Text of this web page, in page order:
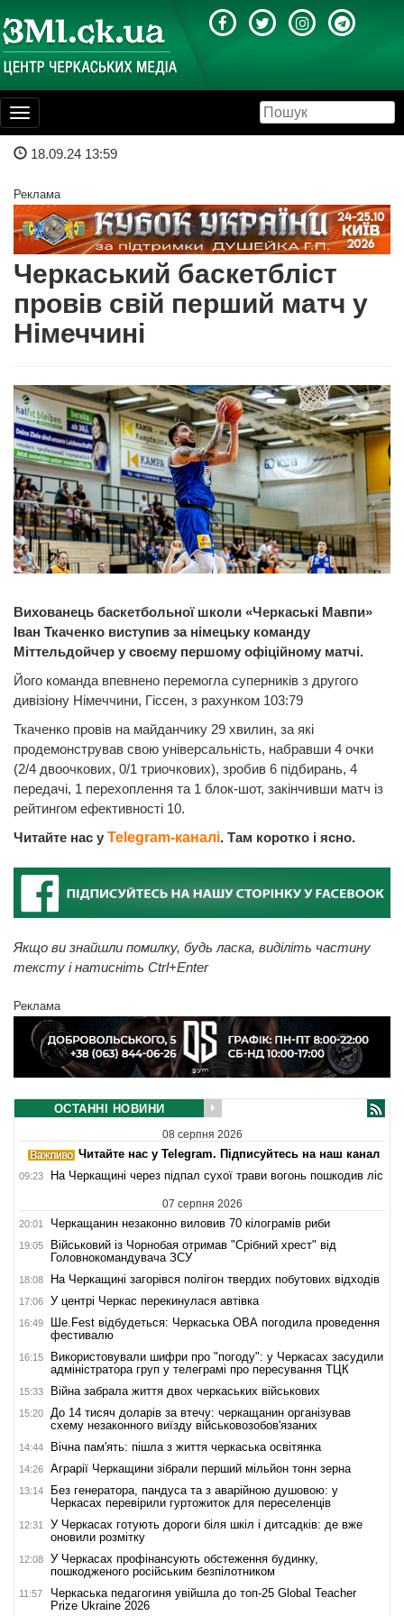
Toggle
navigation
18.09.24 13:59
Реклама
Черкаський баскетбліст
провів свій перший матч у
Німеччині
Вихованець баскетбольної школи «Черкаські Мавпи»
Іван Ткаченко виступив за німецьку команду
Міттельдойчер у своєму першому офіційному матчі.
Його команда впевнено перемогла суперників з другого
дивізіону Німеччини, Гіссен, з рахунком 103:79
Ткаченко провів на майданчику 29 хвилин, за які
продемонстрував свою універсальність, набравши 4 очки
(2/4 двоочкових, 0/1 триочкових), зробив 6 підбирань, 4
передачі, 1 перехоплення та 1 блок-шот, закінчивши матч із
рейтингом ефективності 10.
Читайте нас у Telegram-каналі. Там коротко і ясно.
Якщо ви знайшли помилку, будь ласка, виділіть частину
тексту і натисніть Ctrl+Enter
Реклама
ОСТАННІ НОВИНИ
08 серпня 2026
Читайте нас у Telegram. Підписуйтесь на наш канал
09:23 На Черкащині через підпал сухої трави вогонь пошкодив ліс
07 серпня 2026
20:01 Черкащанин незаконно виловив 70 кілограмів риби
19:05
Військовий із Чорнобая отримав "Срібний хрест" від
Головнокомандувача ЗСУ
18:08 На Черкащині загорівся полігон твердих побутових відходів
17:06 У центрі Черкас перекинулася автівка
16:49
Ше.Fest відбудеться: Черкаська ОВА погодила проведення
фестивалю
16:15
Використовували шифри про "погоду": у Черкасах засудили
адміністратора груп у телеграмі про пересування ТЦК
15:33 Війна забрала життя двох черкаських військових
15:20
До 14 тисяч доларів за втечу: черкащанин організував
схему незаконного виїзду військовозобов'язаних
14:44 Вічна пам'ять: пішла з життя черкаська освітянка
14:26 Аграрії Черкащини зібрали перший мільйон тонн зерна
13:14
Без генератора, пандуса та з аварійною душовою: у
Черкасах перевірили гуртожиток для переселенців
12:31
У Черкасах готують дороги біля шкіл і дитсадків: де вже
оновили розмітку
12:08
У Черкасах профінансують обстеження будинку,
пошкодженого російським безпілотником
11:57
Черкаська педагогиня увійшла до топ-25 Global Teacher
Prize Ukraine 2026